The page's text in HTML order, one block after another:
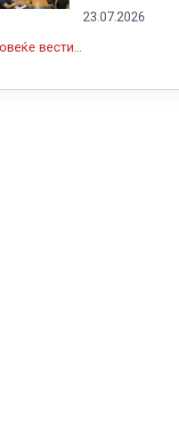
23.07.2026
вести...